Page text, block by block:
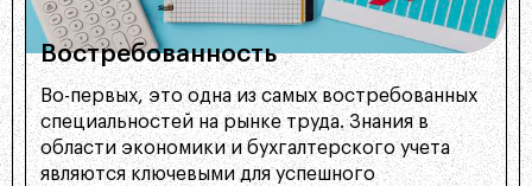
Востребованность
Во-первых, это одна из самых востребованных
специальностей на рынке труда. Знания в
области экономики и бухгалтерского учета
являются ключевыми для успешного